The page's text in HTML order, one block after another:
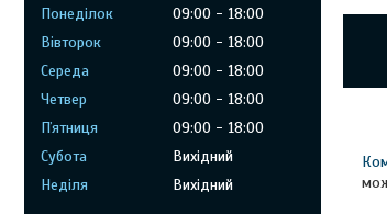
Понеділок 09:00
18:00
Вівторок
09:00
18:00
Середа
09:00
18:00
Четвер
09:00
18:00
Пʼятниця
09:00
18:00
Субота
Вихідний
Неділя
Вихідний